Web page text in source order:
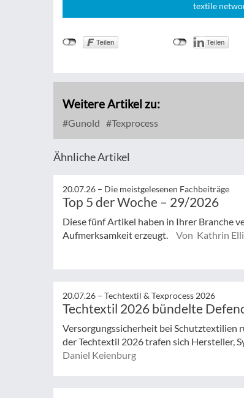
textile
Weitere Artikel zu:
Gunold Texprocess
Ähnliche Artikel
20.07.26 – Die meistgelesenen Fachbeiträge
Top 5 der Woche – 29/2026
Diese fünf Artikel haben in Ihrer Branche
Aufmerksamkeit erzeugt.
Von Kathrin
20.07.26 – Techtextil & Texprocess 2026
Techtextil 2026 bündelte
Versorgungssicherheit bei Schutztextilien
der Techtextil 2026 trafen sich Hersteller,
Daniel Keienburg